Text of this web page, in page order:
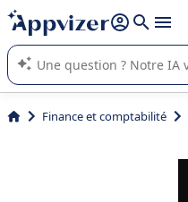
répondre (plusieurs lignes avec
L'IA de Appvizer vous guide
logiciel SaaS en entreprise.
Finance et comptabilité